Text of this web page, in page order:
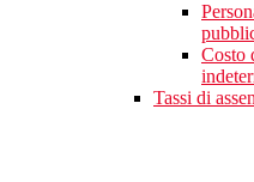
Costo
Tassi di